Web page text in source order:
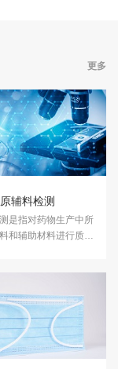
更多
原辅料检测
是指对药物生产中所
和辅助材料进行质量
版）构建较全面药
，关注药用原辅料安
范提供原辅料检测服
务。